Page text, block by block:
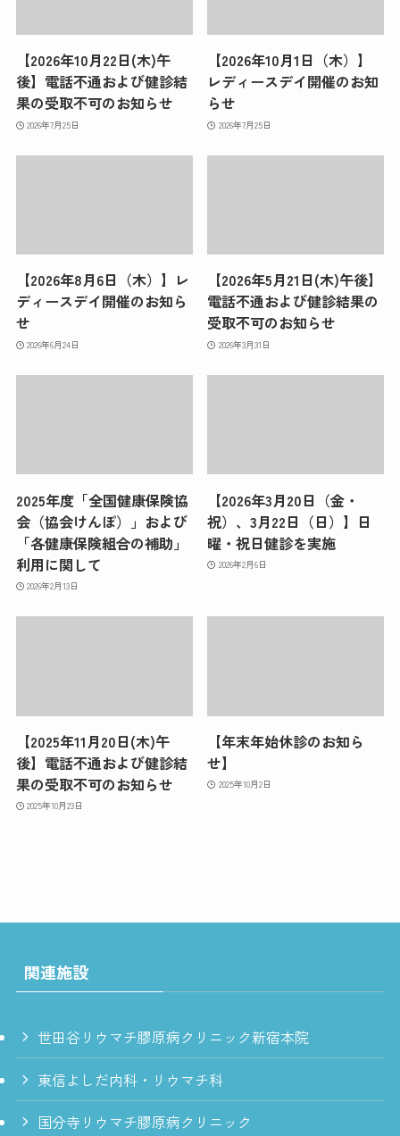
【2026年10月22日(木)午
後】電話不通および健診結
果の受取不可のお知らせ
2026年7月25日
【2026年10月1日（木）】
レディースデイ開催のお知
らせ
2026年7月25日
【2026年8月6日（木）】 レ
ディースデイ開催のお知ら
せ
2026年6月24日
【2026年5月21日(木)午後】
電話不通および健診結果の
受取不可のお知らせ
2026年3月31日
2025年度「全国健康保険協
会（協会けんぽ）」および
「各健康保険組合の補助」
利用に関して
2026年2月13日
【2026年3月20日（金・
祝）、3月22日（日）】日
曜・祝日健診を実施
2026年2月6日
【2025年11月20日(木)午
後】電話不通および健診結
果の受取不可のお知らせ
2025年10月23日
【年末年始休診のお知ら
せ】
2025年10月2日
関連施設
世田谷リウマチ膠原病クリニック新宿本院
東信よしだ内科・リウマチ科
国分寺リウマチ膠原病クリニック